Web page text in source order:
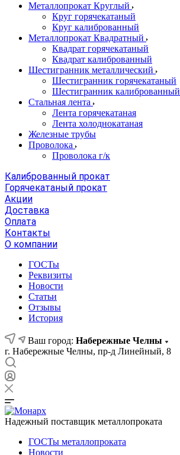
Металлопрокат Круглый
Круг горячекатаный
Круг калиброванный
Металлопрокат Квадратный
Квадрат горячекатаный
Квадрат калиброванный
Шестигранник металлический
Шестигранник горячекатаный
Шестигранник калиброванный
Стальная лента
Лента горячекатаная
Лента холоднокатаная
Железные трубы
Проволока
Проволока г/к
Калиброванный прокат
Горячекатаный прокат
Акции
Доставка
Оплата
Контакты
О компании
ГОСТы
Реквизиты
Новости
Статьи
Отзывы
История
Ваш город: Набережные Челны
г. Набережные Челны, пр-д Линейный, 8
Надежный поставщик металлопроката
ГОСТы металлопроката
Новости